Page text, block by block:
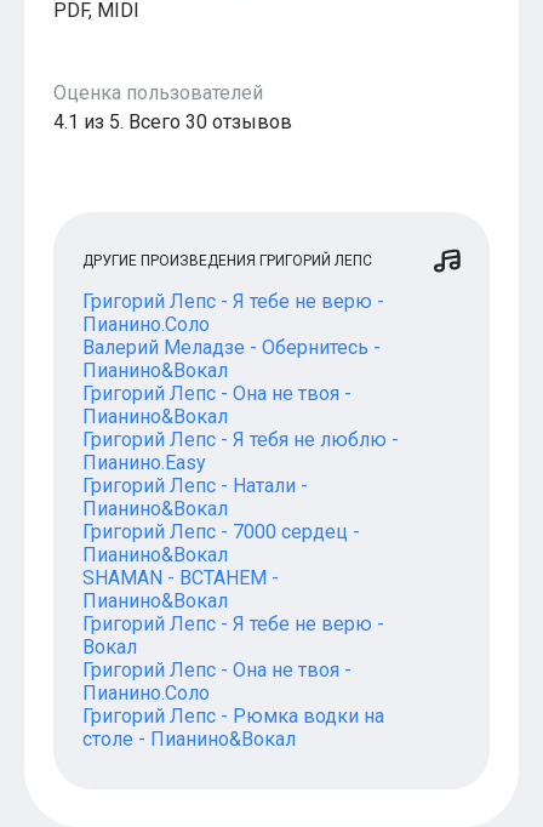
PDF, MIDI
Оценка пользователей
4.1 из 5. Всего 30 отзывов
ДРУГИЕ ПРОИЗВЕДЕНИЯ ГРИГОРИЙ ЛЕПС
Григорий Лепс - Я тебе не верю -
Пианино.Соло
Валерий Меладзе - Обернитесь -
Пианино&Вокал
Григорий Лепс - Она не твоя -
Пианино&Вокал
Григорий Лепс - Я тебя не люблю -
Пианино.Easy
Григорий Лепс - Натали -
Пианино&Вокал
Григорий Лепс - 7000 сердец -
Пианино&Вокал
SHAMAN - ВСТАНЕМ -
Пианино&Вокал
Григорий Лепс - Я тебе не верю -
Вокал
Григорий Лепс - Она не твоя -
Пианино.Соло
Григорий Лепс - Рюмка водки на
столе - Пианино&Вокал